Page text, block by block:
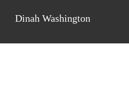
Dinah Washington